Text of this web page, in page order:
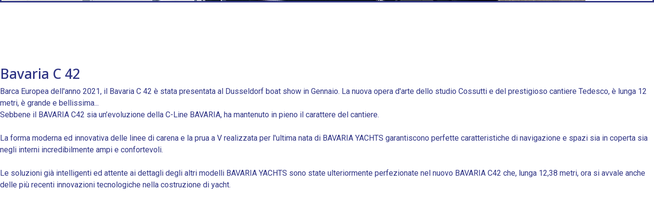
Bavaria C 42
Barca Europea dell'anno 2021, il Bavaria C 42 è stata presentata al Dusseldorf boat show in Gennaio. La nuova opera d'arte dello studio Cossutti e del prestigioso cantiere Tedesco, è lunga 12
metri, è grande e bellissima...
Sebbene il BAVARIA C42 sia un’evoluzione della C-Line BAVARIA, ha mantenuto in pieno il carattere del cantiere.
La forma moderna ed innovativa delle linee di carena e la prua a V realizzata per l'ultima nata di BAVARIA YACHTS garantiscono perfette caratteristiche di navigazione e spazi sia in coperta sia
negli interni incredibilmente ampi e confortevoli.
Le soluzioni già intelligenti ed attente ai dettagli degli altri modelli BAVARIA YACHTS sono state ulteriormente perfezionate nel nuovo BAVARIA C42 che, lunga 12,38 metri, ora si avvale anche
delle più recenti innovazioni tecnologiche nella costruzione di yacht.